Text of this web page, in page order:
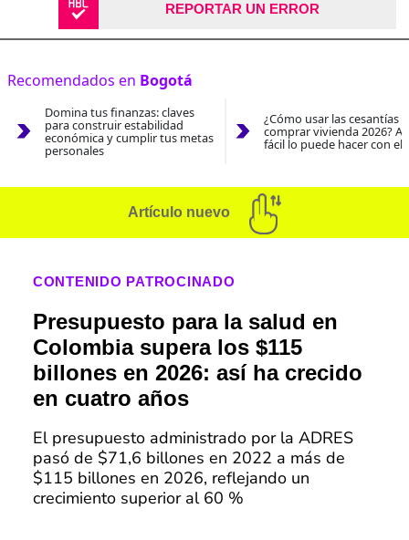
REPORTAR UN ERROR
Recomendados en Bogotá
Domina tus finanzas: claves
para construir estabilidad
económica y cumplir tus metas
personales
¿Cómo usar las cesantías
comprar vivienda 2026?
fácil lo puede hacer con el
Artículo nuevo
CONTENIDO PATROCINADO
Presupuesto para la salud en
Colombia supera los $115
billones en 2026: así ha crecido
en cuatro años
El presupuesto administrado por la ADRES
pasó de $71,6 billones en 2022 a más de
$115 billones en 2026, reflejando un
crecimiento superior al 60 %